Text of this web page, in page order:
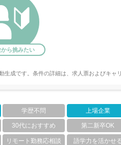
ら挑みたい
生成です。条件の詳細は、求人票およびキャ
学歴不問 上場企業
30代におすすめ 第二新卒OK
リモート勤務応相談 語学力を活かせ